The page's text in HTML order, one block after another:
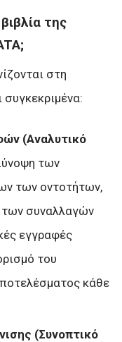
της
στη
(Αναλυτικό
των
των οντοτήτων,
των συναλλαγών
εγγραφές
του
κάθε
(Συνοπτικό